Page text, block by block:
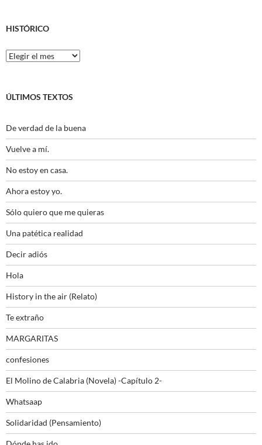
HISTÓRICO
Histórico
ÚLTIMOS TEXTOS
De verdad de la buena
Vuelve a mí.
No estoy en casa.
Ahora estoy yo.
Sólo quiero que me quieras
Una patética realidad
Decir adiós
Hola
History in the air (Relato)
Te extraño
MARGARITAS
confesiones
El Molino de Calabria (Novela) -Capítulo 2-
Whatsaap
Solidaridad (Pensamiento)